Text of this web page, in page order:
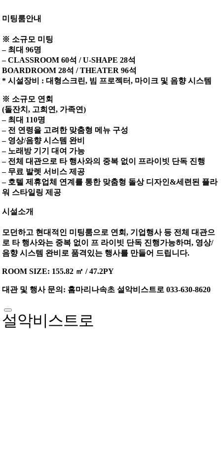
미팅룸안내
※ 소규모 미팅
– 최대 96명
– CLASSROOM 60석 / U-SHAPE 28석
BOARDROOM 28석 / THEATER 96석
* 시설장비 : 대형스크린, 빔 프로젝터, 마이크 및 음향 시스템
※ 소규모 연회
(돌잔치, 고희연, 가족연)
– 최대 110명
– 전 연령을 고려한 맞춤형 메뉴 구성
– 영상/음향 시스템 완비
– 노래방 기기 대여 가능
– 전체 대관으로 타 행사와의 중복 없이 프라이빗 단독 진행
– 무료 발렛 서비스 제공
– 호텔 제휴업체 연계를 통한 맞춤형 돌상 디자인&세련된 플라
워 스타일링 제공
시설소개
모던하고 현대적인 미팅룸으로 연회, 기업행사 등 전체 대관으
로 타 행사와는 중복 없이 프 라이빗 단독 진행가능하며, 영상/
음향 시스템 완비로 품격있는 행사를 만들어 드립니다.
ROOM SIZE: 155.82 ㎡ / 47.2PY
대관 및 행사 문의 : 홈마리나속초 설악비스트로 033-630-8620
설악비스트로